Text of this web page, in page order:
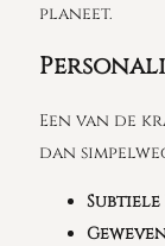
planeet.
Een van de
dan